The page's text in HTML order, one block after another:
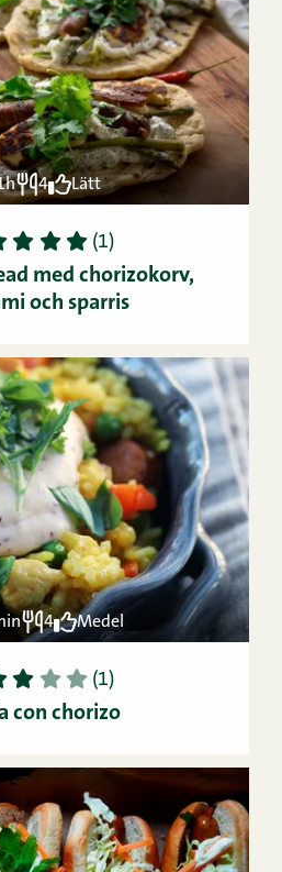
4 Lätt
3 4 5 (1)
med chorizokorv,
och sparris
4 Medel
3 4 5 (1)
con chorizo